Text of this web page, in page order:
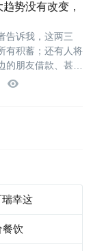
势没有改变，
告诉我，这两三
有积蓄；还有人将
朋友借款、甚至
人和我说...
幸这
餐饮